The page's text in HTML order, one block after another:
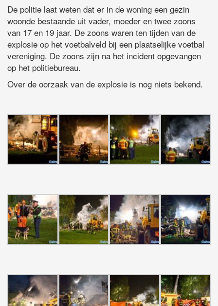
De politie laat weten dat er in de woning een gezin
woonde bestaande uit vader, moeder en twee zoons
van 17 en 19 jaar. De zoons waren ten tijden van de
explosie op het voetbalveld bij een plaatselijke voetbal
vereniging. De zoons zijn na het incident opgevangen
op het politiebureau.
Over de oorzaak van de explosie is nog niets bekend.